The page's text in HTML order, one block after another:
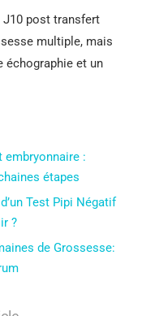
J10 post transfert
multiple, mais
échographie et un
:
étapes
Test Pipi Négatif
?
de Grossesse: